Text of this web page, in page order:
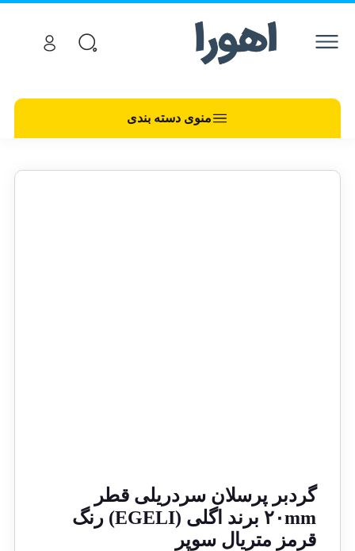
منوی دسته بندی
گردبر پرسلان سردریلی قطر
۲۰mm برند اگلی (EGELI) رنگ
قرمز متریال سوپر